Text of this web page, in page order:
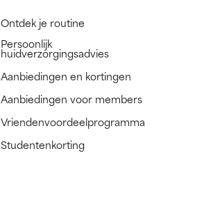
Ontdek je routine
Persoonlijk
huidverzorgingsadvies
Aanbiedingen en kortingen
Aanbiedingen voor members
Vriendenvoordeelprogramma
Studentenkorting